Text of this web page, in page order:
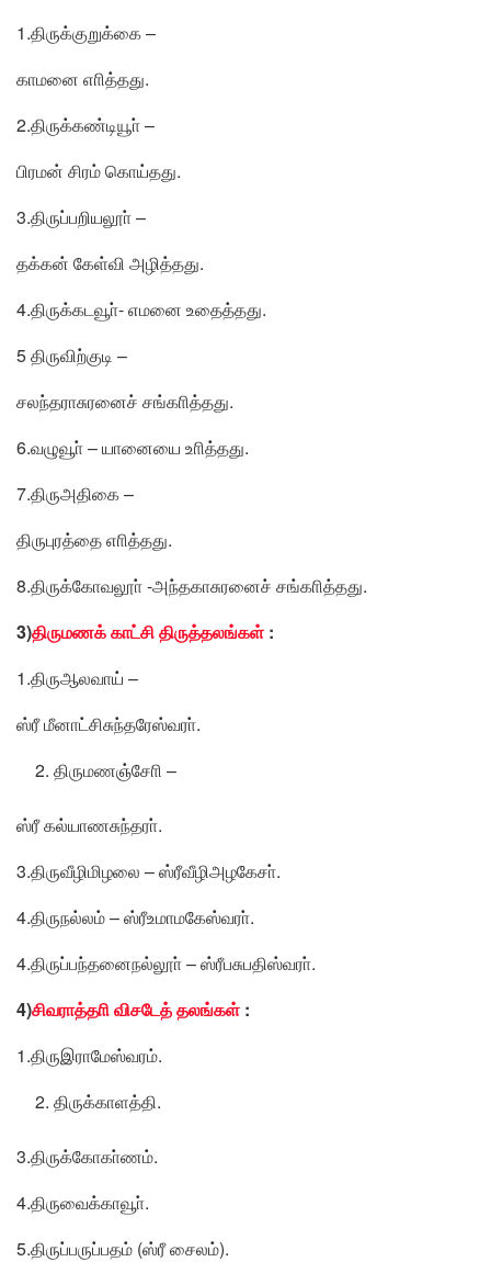
1.திருக்குறுக்கை –
காமனை எாித்தது.
2.திருக்கண்டியூா் –
பிரமன் சிரம் கொய்தது.
3.திருப்பறியலூா் –
தக்கன் கேள்வி அழித்தது.
4.திருக்கடவூா்- எமனை உதைத்தது.
5 திருவிற்குடி –
சலந்தராசுரனைச் சங்காித்தது.
6.வழுவூா் – யானையை உாித்தது.
7.திருஅதிகை –
திருபுரத்தை எாித்தது.
8.திருக்கோவலூா் -அந்தகாசுரனைச் சங்காித்தது.
3)திருமணக் காட்சி திருத்தலங்கள் :
1.திருஆலவாய் –
ஸ்ரீ மீனாட்சிசுந்தரேஸ்வரா்.
திருமணஞ்சோி –
ஸ்ரீ கல்யாணசுந்தரா்.
3.திருவீழிமிழலை – ஸ்ரீவீழிஅழகேசா்.
4.திருநல்லம் – ஸ்ரீஉமாமகேஸ்வரா்.
4.திருப்பந்தனைநல்லூா் – ஸ்ரீபசுபதிஸ்வரா்.
4)சிவராத்தாி விசடேத் தலங்கள் :
1.திருஇராமேஸ்வரம்.
திருக்காளத்தி.
3.திருக்கோகா்ணம்.
4.திருவைக்காவூா்.
5.திருப்பருப்பதம் (ஸ்ரீ சைலம்).